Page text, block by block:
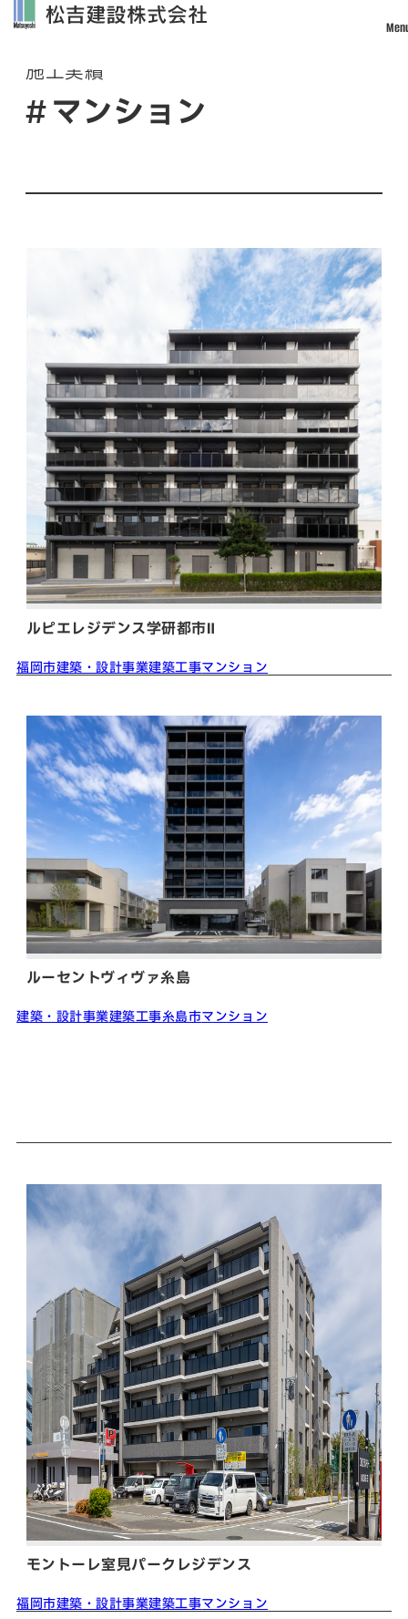
松吉建設について
管理・改修・リフォーム事業
社員インタビュー
数字から見える松吉建設
福利厚生
募集要項・応募フォーム
インフォメーション
お問い合わせ
サイトマップ
個人情報のお取り扱いについて
お電話でのお問い合わせ
TEL.092-323-3960
受付／8:30〜17:00 (土・日・祝休み)
SNS
matsuyoshi.official
松吉建設株式会社
matsuyoshi_kensetsu
つむぎの家
matsuyoshi_kensetsu
つむぎの家
施工実績
マンション
ルピエレジデンス学研都市Ⅱ
福岡市建築・設計事業建築工事マンション
ルーセントヴィヴァ糸島
建築・設計事業建築工事糸島市マンション
モントーレ室見パークレジデンス
福岡市建築・設計事業建築工事マンション